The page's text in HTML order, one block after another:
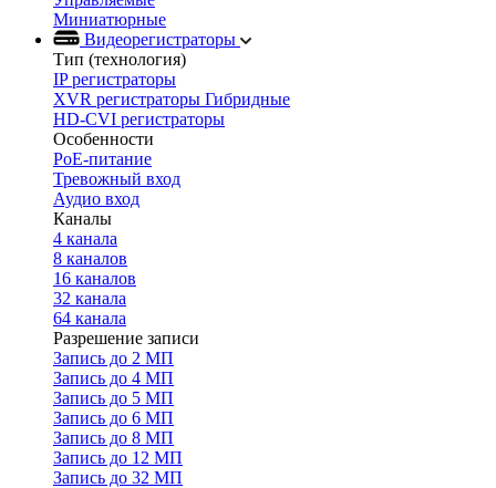
Миниатюрные
Видеорегистраторы
Тип (технология)
IP регистраторы
XVR регистраторы Гибридные
HD-CVI регистраторы
Особенности
PoE-питание
Тревожный вход
Аудио вход
Каналы
4 канала
8 каналов
16 каналов
32 канала
64 канала
Разрешение записи
Запись до 2 МП
Запись до 4 МП
Запись до 5 МП
Запись до 6 МП
Запись до 8 МП
Запись до 12 МП
Запись до 32 МП